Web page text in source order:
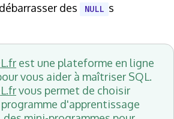
des
NULL s
est une plateforme en ligne
vous aider à maîtriser SQL.
vous permet de choisir
d'apprentissage